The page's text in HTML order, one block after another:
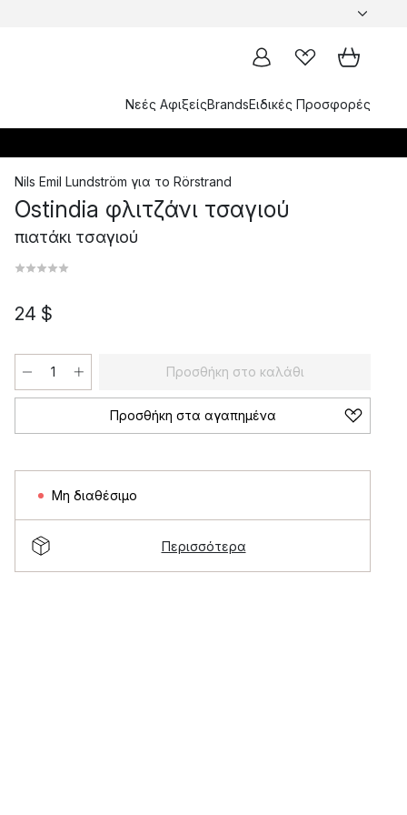
Νεές ΑφιξείςBrandsΕιδικές Προσφορές
Nils Emil Lundström για το Rörstrand
Ostindia φλιτζάνι τσαγιού
πιατάκι τσαγιού
24 $
Προσθήκη στο καλάθι
Προσθήκη στα αγαπημένα
Μη διαθέσιμο
Περισσότερα